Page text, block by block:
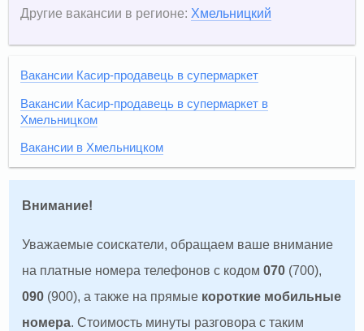
Другие вакансии в регионе: Хмельницкий
Вакансии Касир-продавець в супермаркет
Вакансии Касир-продавець в супермаркет в
Хмельницком
Вакансии в Хмельницком
Внимание!
Уважаемые соискатели, обращаем ваше внимание
на платные номера телефонов с кодом070 (700),
090 (900), а также на прямые короткие мобильные
номера. Стоимость минуты разговора с таким